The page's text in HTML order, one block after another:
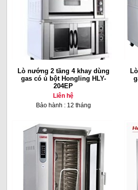
Lò nướng 2 tầng 4 khay dùng
gas có ủ bột Hongling HLY-
204EP
Liên hệ
Bảo hành : 12 tháng